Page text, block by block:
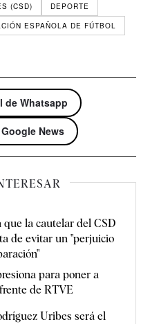
(CSD)
DEPORTE
ESPAÑOLA DE FÚTBOL
de Whatsapp
News
que la cautelar del CSD
de evitar un "perjuicio
para poner a
de RTVE
Uribes será el